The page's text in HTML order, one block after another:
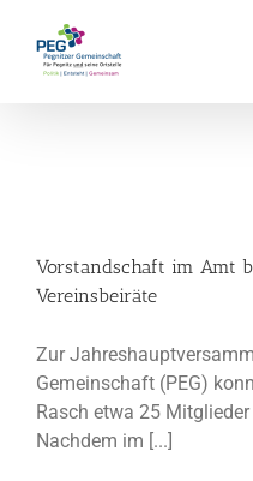
Inhalt
springen
Vorstandschaft im Amt
Vereinsbeiräte
Zur
Gemeinschaft (PEG)
Rasch etwa 25
Nachdem im [...]